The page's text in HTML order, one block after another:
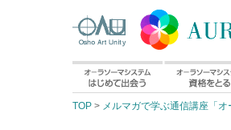
TOP > メルマガで学ぶ通信講座「オ